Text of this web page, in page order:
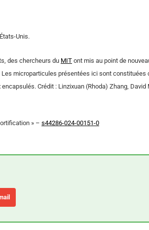
Unis.
des chercheurs du MIT ont mis au point de
microparticules présentées ici sont constituées
Crédit : Linzixuan (Rhoda) Zhang, David
» – s44286-024-00151-0